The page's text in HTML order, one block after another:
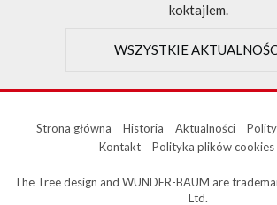
koktajlem.
WSZYSTKIE
Strona główna Historia Aktualności
Kontakt
Polityka plików cookies
The Tree design and WUNDER-BAUM are
Ltd.